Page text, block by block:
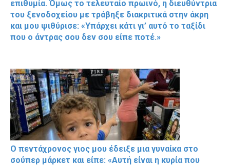
επιθυμία. Όμως το τελευταίο πρωινό, η διευθύντρια
του ξενοδοχείου με τράβηξε διακριτικά στην άκρη
και μου ψιθύρισε: «Υπάρχει κάτι γι’ αυτό το ταξίδι
που ο άντρας σου δεν σου είπε ποτέ.»
Ο πεντάχρονος γιος μου έδειξε μια γυναίκα στο
σούπερ μάρκετ και είπε: «Αυτή είναι η κυρία που